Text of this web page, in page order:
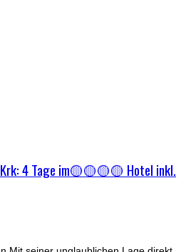
4 Tage im🟡🟡🟡🟡 Hotel inkl.